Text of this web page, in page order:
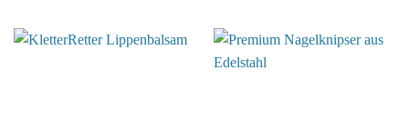
weist
weist
mehrere